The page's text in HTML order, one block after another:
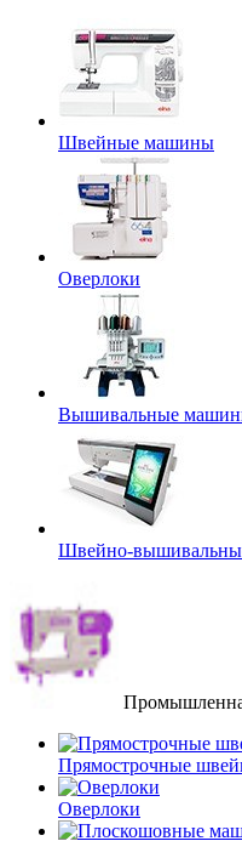
Швейные машины
Оверлоки
Вышивальные
Швейно-
Прямострочные
Оверлоки